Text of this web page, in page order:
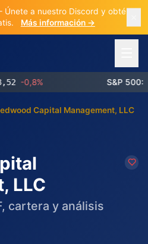
Únete a nuestro Discord y obtén 3
Más información →
-0,8% S&P 500:
Capital Management, LLC
LLC
cartera y análisis